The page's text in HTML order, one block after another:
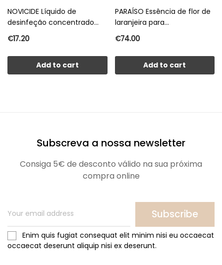
NOVICIDE Líquido de
desinfeção concentrado
500ml
€17.20
Add to cart
PARAÍSO Essência de flor de
laranjeira para...
€74.00
Add to cart
Subscreva a nossa newsletter
Consiga 5€ de desconto válido na sua próxima
compra online
Subscribe
Enim quis fugiat consequat elit minim nisi eu occaecat
occaecat deserunt aliquip nisi ex deserunt.